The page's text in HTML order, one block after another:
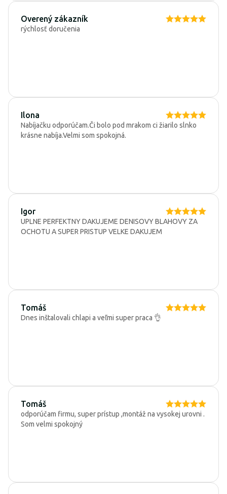
Overený zákazník
rýchlosť doručenia
Ilona
Nabíjačku odporúčam.Či bolo pod mrakom ci žiarilo slnko
krásne nabíja.Velmi som spokojná.
Igor
UPLNE PERFEKTNY DAKUJEME DENISOVY BLAHOVY ZA
OCHOTU A SUPER PRISTUP VELKE DAKUJEM
Tomáš
Dnes inštalovali chlapi a veľmi super praca 👌
Tomáš
odporúčam firmu, super prístup ,montáž na vysokej urovni .
Som velmi spokojný